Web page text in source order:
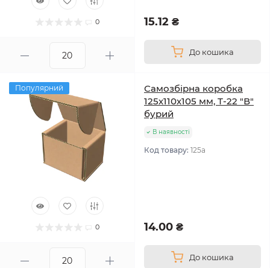
0 15.12 ₴
До кошика
Популярний
0
Самозбірна коробка
125х110х105 мм, Т-22 "В"
бурий
В наявності
Код товару: 125а
14.00 ₴
До кошика